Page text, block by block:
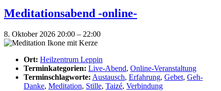
Meditationsabend -online-
8. Oktober 2026 20:00 – 22:00
Ort: Heilzentrum Leppin
Terminkategorien: Live-Abend, Online-Veranstaltung
Terminschlagworte: Austausch, Erfahrung, Gebet, Geh-
Danke, Meditation, Stille, Taizé, Verbindung